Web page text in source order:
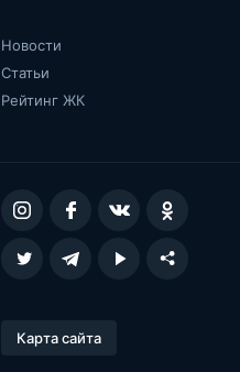
Новости
Статьи
Рейтинг ЖК
Карта сайта